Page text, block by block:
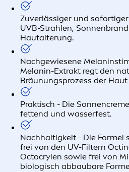
Zuverlässiger und
UVB-Strahlen,
Hautalterung.
Nachgewiesene
Melanin-Extrakt regt den
Bräunungsprozess der Haut
Praktisch - Die
fettend und wasserfest.
Nachhaltigkeit - Die Formel
frei von den UV-Filtern
Octocrylen sowie frei von
biologisch abbaubare